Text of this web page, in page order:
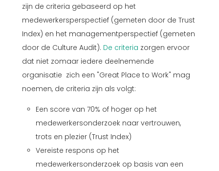
zijn de criteria gebaseerd op het
medewerkersperspectief (gemeten door de Trust
Index) en het managementperspectief (gemeten
door de Culture Audit). De criteria zorgen ervoor
dat niet zomaar iedere deelnemende
organisatie zich een "Great Place to Work" mag
noemen, de criteria zijn als volgt:
Een score van 70% of hoger op het
medewerkersonderzoek naar vertrouwen,
trots en plezier (Trust Index)
Vereiste respons op het
medewerkersonderzoek op basis van een